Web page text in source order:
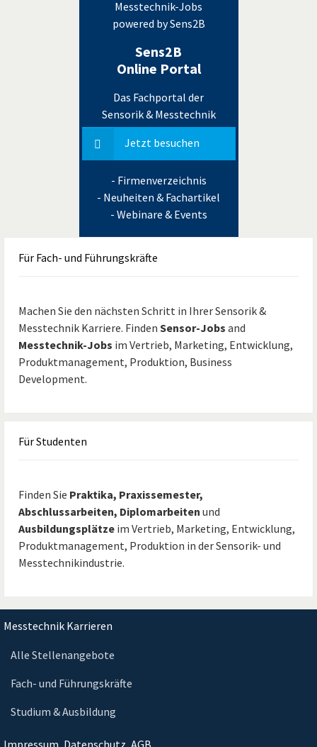
Messtechnik-Jobs
powered by Sens2B
Sens2B
Online Portal
Das Fachportal der
Sensorik & Messtechnik
Jetzt besuchen
- Firmenverzeichnis
- Neuheiten & Fachartikel
- Webinare & Events
Für Fach- und Führungskräfte
Machen Sie den nächsten Schritt in Ihrer Sensorik &
Messtechnik Karriere. Finden Sensor-Jobs and
Messtechnik-Jobs im Vertrieb, Marketing, Entwicklung,
Produktmanagement, Produktion, Business
Development.
FürStudenten
Finden Sie Praktika, Praxissemester,
Abschlussarbeiten, Diplomarbeiten und
Ausbildungsplätze im Vertrieb, Marketing, Entwicklung,
Produktmanagement, Produktion in der Sensorik- und
Messtechnikindustrie.
Messtechnik Karrieren
Alle Stellenangebote
Fach- und Führungskräfte
Studium & Ausbildung
Impressum, Datenschutz, AGB